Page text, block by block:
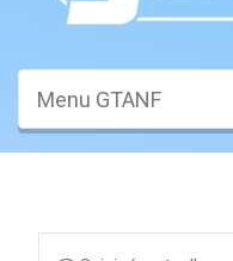
Menu GTANF